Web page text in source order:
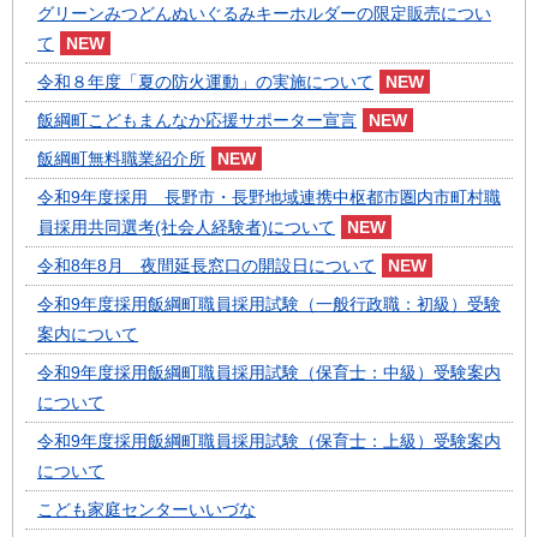
グリーンみつどんぬいぐるみキーホルダーの限定販売につい
て
令和８年度「夏の防火運動」の実施について
飯綱町こどもまんなか応援サポーター宣言
飯綱町無料職業紹介所
令和9年度採用 長野市・長野地域連携中枢都市圏内市町村職
員採用共同選考(社会人経験者)について
令和8年8月 夜間延長窓口の開設日について
令和9年度採用飯綱町職員採用試験（一般行政職：初級）受験
案内について
令和9年度採用飯綱町職員採用試験（保育士：中級）受験案内
について
令和9年度採用飯綱町職員採用試験（保育士：上級）受験案内
について
こども家庭センターいいづな